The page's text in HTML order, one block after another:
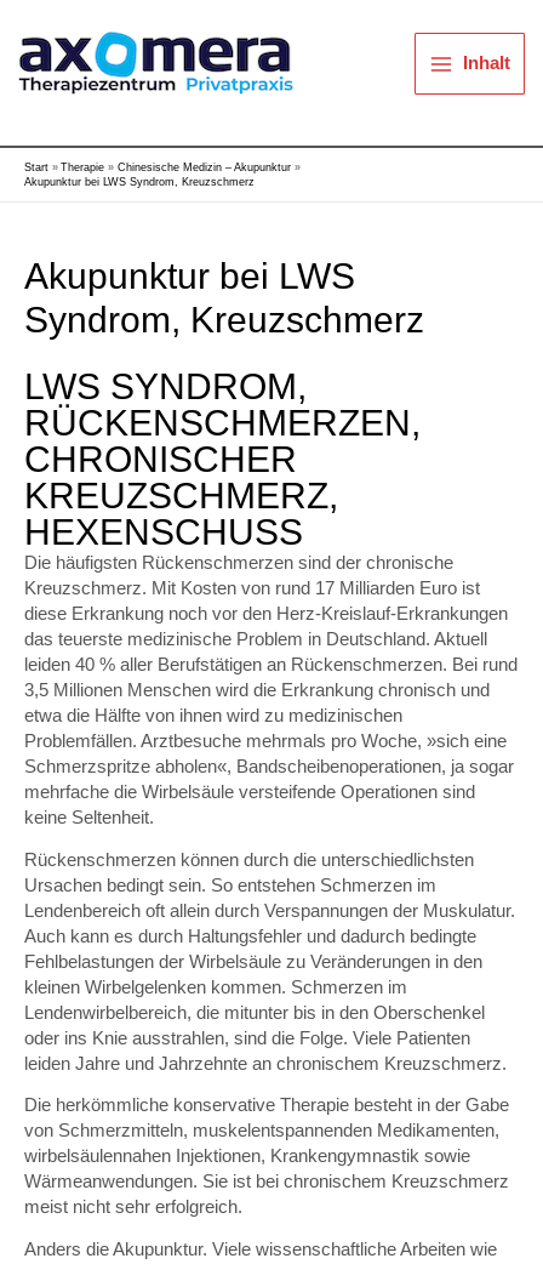
Inhalt
springen
Inhalt
Start Therapie
Chinesische Medizin – Akupunktur
Akupunktur bei LWS Syndrom, Kreuzschmerz
Akupunktur bei LWS
Syndrom, Kreuzschmerz
LWS SYNDROM,
RÜCKENSCHMERZEN,
CHRONISCHER
KREUZSCHMERZ,
HEXENSCHUSS
Die häufigsten Rückenschmerzen sind der chronische
Kreuzschmerz. Mit Kosten von rund 17 Milliarden Euro ist
diese Erkrankung noch vor den Herz-Kreislauf-Erkrankungen
das teuerste medizinische Problem in Deutschland. Aktuell
leiden 40 % aller Berufstätigen an Rückenschmerzen. Bei rund
3,5 Millionen Menschen wird die Erkrankung chronisch und
etwa die Hälfte von ihnen wird zu medizinischen
Problemfällen. Arztbesuche mehrmals pro Woche, »sich eine
Schmerzspritze abholen«, Bandscheibenoperationen, ja sogar
mehrfache die Wirbelsäule versteifende Operationen sind
keine Seltenheit.
Rückenschmerzen können durch die unterschiedlichsten
Ursachen bedingt sein. So entstehen Schmerzen im
Lendenbereich oft allein durch Verspannungen der Muskulatur.
Auch kann es durch Haltungsfehler und dadurch bedingte
Fehlbelastungen der Wirbelsäule zu Veränderungen in den
kleinen Wirbelgelenken kommen. Schmerzen im
Lendenwirbelbereich, die mitunter bis in den Oberschenkel
oder ins Knie ausstrahlen, sind die Folge. Viele Patienten
leiden Jahre und Jahrzehnte an chronischem Kreuzschmerz.
Die herkömmliche konservative Therapie besteht in der Gabe
von Schmerzmitteln, muskelentspannenden Medikamenten,
wirbelsäulennahen Injektionen, Krankengymnastik sowie
Wärmeanwendungen. Sie ist bei chronischem Kreuzschmerz
meist nicht sehr erfolgreich.
Anders die Akupunktur. Viele wissenschaftliche Arbeiten wie